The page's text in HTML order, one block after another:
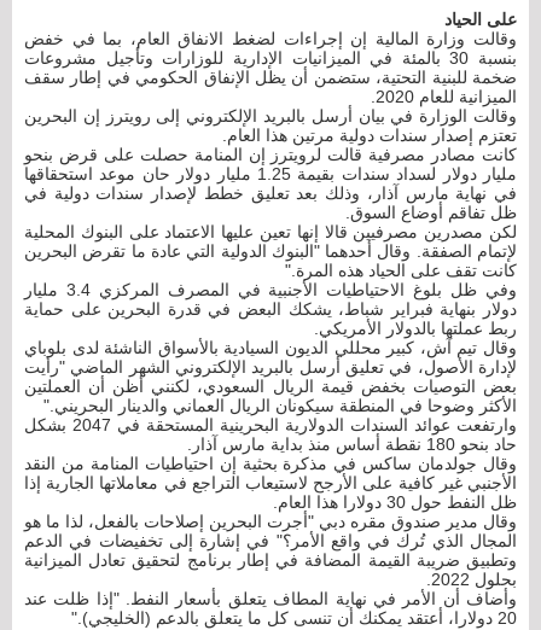
على الحياد
وقالت وزارة المالية إن إجراءات لضغط الانفاق العام، بما في خفض
بنسبة 30 بالمئة في الميزانيات الإدارية للوزارات وتأجيل مشروعات
ضخمة للبنية التحتية، ستضمن أن يظل الإنفاق الحكومي في إطار سقف
الميزانية للعام 2020.
وقالت الوزارة في بيان أرسل بالبريد الإلكتروني إلى رويترز إن البحرين
تعتزم إصدار سندات دولية مرتين هذا العام.
كانت مصادر مصرفية قالت لرويترز إن المنامة حصلت على قرض بنحو
مليار دولار لسداد سندات بقيمة 1.25 مليار دولار حان موعد استحقاقها
في نهاية مارس آذار، وذلك بعد تعليق خطط لإصدار سندات دولية في
ظل تفاقم أوضاع السوق.
لكن مصدرين مصرفيين قالا إنها تعين عليها الاعتماد على البنوك المحلية
لإتمام الصفقة. وقال أحدهما "البنوك الدولية التي عادة ما تقرض البحرين
كانت تقف على الحياد هذه المرة."
وفي ظل بلوغ الاحتياطيات الأجنبية في المصرف المركزي 3.4 مليار
دولار بنهاية فبراير شباط، يشكك البعض في قدرة البحرين على حماية
ربط عملتها بالدولار الأمريكي.
وقال تيم آش، كبير محللي الديون السيادية بالأسواق الناشئة لدى بلوباي
لإدارة الأصول، في تعليق أرسل بالبريد الإلكتروني الشهر الماضي "رأيت
بعض التوصيات بخفض قيمة الريال السعودي، لكنني أظن أن العملتين
الأكثر وضوحا في المنطقة سيكونان الريال العماني والدينار البحريني."
وارتفعت عوائد السندات الدولارية البحرينية المستحقة في 2047 بشكل
حاد بنحو 180 نقطة أساس منذ بداية مارس آذار.
وقال جولدمان ساكس في مذكرة بحثية إن احتياطيات المنامة من النقد
الأجنبي غير كافية على الأرجح لاستيعاب التراجع في معاملاتها الجارية إذا
ظل النفط حول 30 دولارا هذا العام.
وقال مدير صندوق مقره دبي "أجرت البحرين إصلاحات بالفعل، لذا ما هو
المجال الذي تُرك في واقع الأمر؟" في إشارة إلى تخفيضات في الدعم
وتطبيق ضريبة القيمة المضافة في إطار برنامج لتحقيق تعادل الميزانية
بحلول 2022.
وأضاف أن الأمر في نهاية المطاف يتعلق بأسعار النفط. "إذا ظلت عند
20 دولارا، أعتقد يمكنك أن تنسى كل ما يتعلق بالدعم (الخليجي)."